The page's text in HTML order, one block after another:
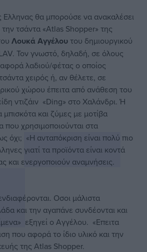
Ελληνας θα μπορούσε να ανακαλέσει
τσάντα «Αtlas Shopper» της
Λουκά Αγγέλουτου δημιουργικού
Τον γνωστό, δηλαδή, σε όλους
λαδιού/φέτας ο οποίος
χειρός ή, αν θέλετε, σε
χώρου έπειτα από ανάθεση του
ντιζάιν «Ding» στο Χαλάνδρι. Ή
μπισκότα και ζύμες με μοτίβα
που χρησιμοποιούνται στα
όχι; «Η ανταπόκριση είναι πολύ πιο
γιατί τα προϊόντα είναι κοντά
και ενεργοποιούν αναμνήσεις.
Οσοι μάλιστα
και την αγαπάνε συνδέονται και
εξηγεί ο Αγγέλου. «Επειτα
που αφορά το ίδιο υλικό και την
της Atlas Shopper.